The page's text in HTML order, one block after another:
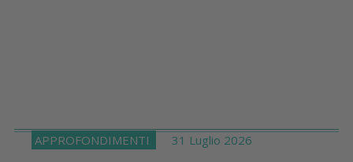
APPROFONDIMENTI 31 Luglio 2026